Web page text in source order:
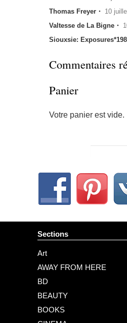
Thomas Freyer・ 10
Valtesse de La Bigne・
Siouxsie:
Commentaires
Panier
Votre panier est vide.
Sections
Art
AWAY FROM HERE
BD
BEAUTY
BOOKS